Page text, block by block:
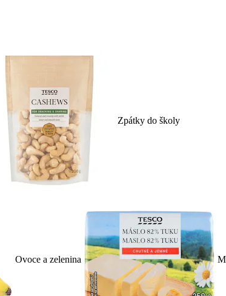
Zpátky do školy
Ovoce a zelenina